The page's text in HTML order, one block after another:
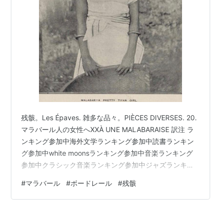
残骸。Les Épaves. 雑多な品々。PIÈCES DIVERSES. 20.
マラバール人の女性へXXÀ UNE MALABARAISE 訳注 ラ
ンキング参加中海外文学ランキング参加中読書ランキン
グ参加中white moonsランキング参加中音楽ランキング
参加中クラシック音楽ランキング参加中ジャズランキン
レール 作萩原 學 訳 雑多な品々。PIÈCES DIVERSES.
www.youtube.com www.youtube.com
#マラバール #ボードレール #残骸